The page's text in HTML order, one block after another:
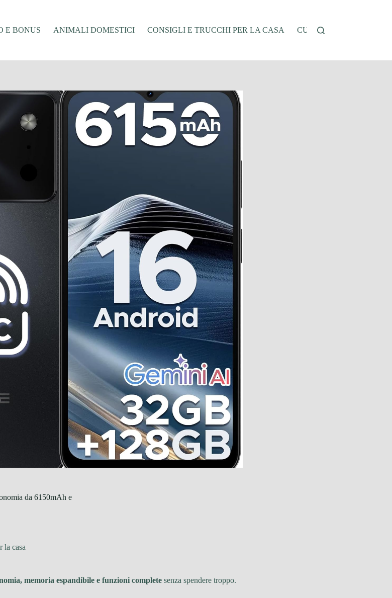
E BONUS ANIMALI DOMESTICI CONSIGLI E TRUCCHI PER LA CASA CUCINA E RICETTE
da 6150mAh e
la casa
memoria espandibile e funzioni complete senza spendere troppo.